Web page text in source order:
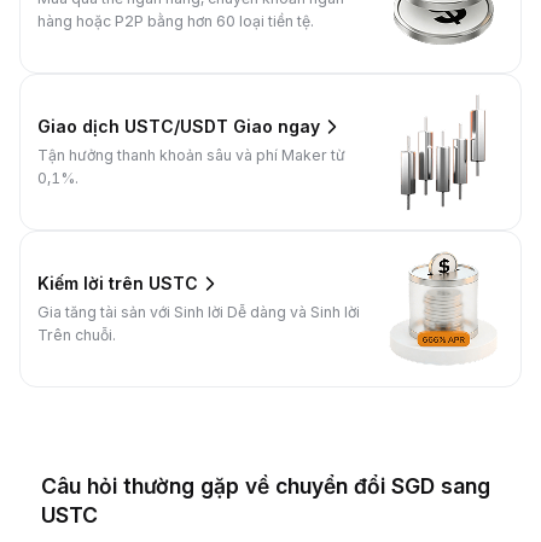
hàng hoặc P2P bằng hơn 60 loại tiền tệ.
Giao dịch USTC/USDT Giao ngay
Tận hưởng thanh khoản sâu và phí Maker từ
0,1%.
Kiếm lời trên USTC
Gia tăng tài sản với Sinh lời Dễ dàng và Sinh lời
Trên chuỗi.
Câu hỏi thường gặp về chuyển đổi SGD sang
USTC